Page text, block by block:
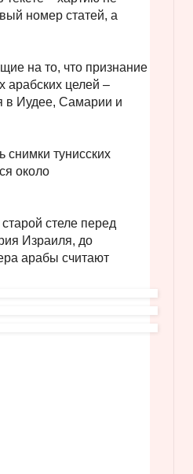
номер статей, а
на то, что признание
целей –
в Иудее, Самарии и
тунисских
около
стеле перед
Израиля, до
арабы считают